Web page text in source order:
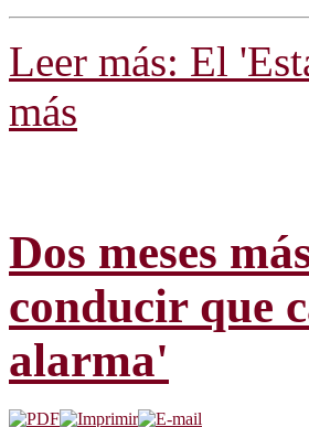
Leer más: El
más
Dos meses
conducir que
alarma'